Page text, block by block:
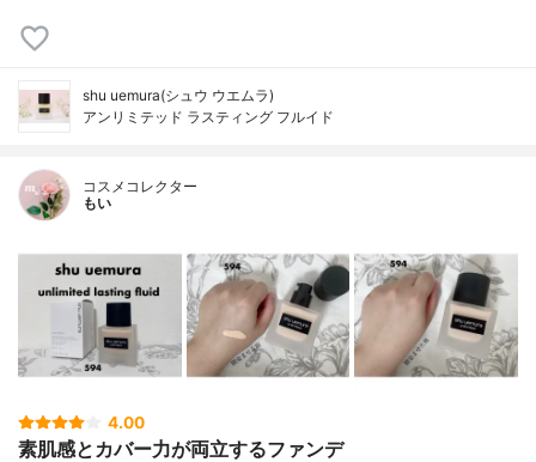
shu uemura(シュウ ウエムラ)
アンリミテッド ラスティング フルイド
コスメコレクター
もい
4.00
素肌感とカバー力が両立するファンデ